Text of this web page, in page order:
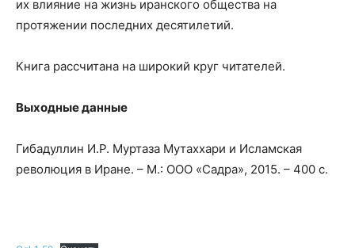
их влияние на жизнь иранского общества на
протяжении последних десятилетий.
Книга рассчитана на широкий круг читателей.
Выходные данные
Гибадуллин И.Р. Муртаза Мутаххари и Исламская
революция в Иране. – М.: ООО «Садра», 2015. – 400 с.